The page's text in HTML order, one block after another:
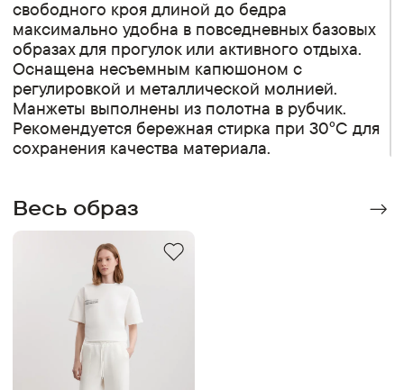
свободного кроя длиной до бедра
максимально удобна в повседневных базовых
образах для прогулок или активного отдыха.
Оснащена несъемным капюшоном с
регулировкой и металлической молнией.
Манжеты выполнены из полотна в рубчик.
Рекомендуется бережная стирка при 30°C для
сохранения качества материала.
Весь образ